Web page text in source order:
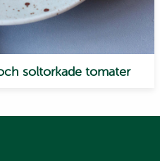
soltorkade tomater